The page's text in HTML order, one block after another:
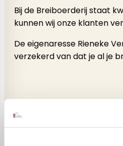
Bij de Breiboerderij staat
kunnen wij onze klanten
De eigenaresse Rieneke
verzekerd van dat je al je